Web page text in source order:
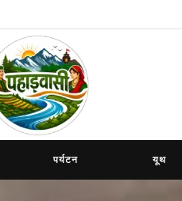
पर्यटन यूथ